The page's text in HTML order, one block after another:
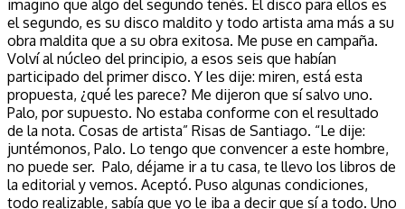
imagino que algo del segundo tenés. El disco para ellos es
el segundo, es su disco maldito y todo artista ama más a su
obra maldita que a su obra exitosa. Me puse en campaña.
Volví al núcleo del principio, a esos seis que habían
participado del primer disco. Y les dije: miren, está esta
propuesta, ¿qué les parece? Me dijeron que sí salvo uno.
Palo, por supuesto. No estaba conforme con el resultado
de la nota. Cosas de artista” Risas de Santiago. “Le dije:
juntémonos, Palo. Lo tengo que convencer a este hombre,
no puede ser. Palo, déjame ir a tu casa, te llevo los libros de
la editorial y vemos. Aceptó. Puso algunas condiciones,
todo realizable, sabía que yo le iba a decir que sí a todo. Uno